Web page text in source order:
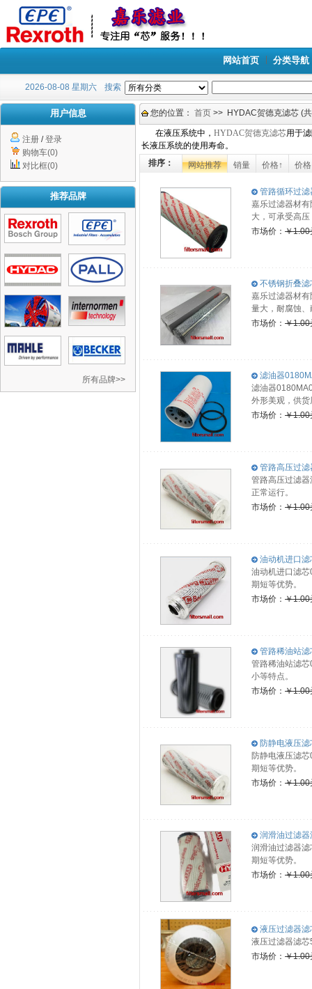
网站首页 分类导航
2026-08-08 星期六 搜索
用户信息
注册 /登录
购物车(0)
对比框(0)
推荐品牌
所有品牌>>
您的位置： 首页 >> HYDAC贺德克滤芯 (
在液压系统中， HYDAC贺德克滤芯用于
长液压系统的使用寿命。
排序：
网站推荐 销量 价格↑ 价
管路循环过
嘉乐过滤器材
大，可承受高
市场价： ￥1.00
不锈钢折叠
嘉乐过滤器材
量大，耐腐蚀
市场价： ￥1.00
滤油器
滤油器
外形美观，供
市场价： ￥1.00
管路高压过
管路高压过滤
正常运行。
市场价： ￥1.00
油动机进口
油动机进口滤
期短等优势。
市场价： ￥1.00
管路稀油站
管路稀油站滤
小等特点。
市场价： ￥1.00
防静电液压
防静电液压滤
期短等优势。
市场价： ￥1.00
润滑油过滤
润滑油过滤器
期短等优势。
市场价： ￥1.00
液压过滤器
液压过滤器滤
市场价： ￥1.00